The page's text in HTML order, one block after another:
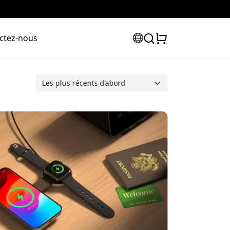
nous